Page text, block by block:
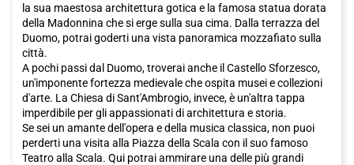
la sua maestosa architettura gotica e la famosa statua dorata
della Madonnina che si erge sulla sua cima. Dalla terrazza del
Duomo, potrai goderti una vista panoramica mozzafiato sulla
città.
A pochi passi dal Duomo, troverai anche il Castello Sforzesco,
un'imponente fortezza medievale che ospita musei e collezioni
d'arte. La Chiesa di Sant'Ambrogio, invece, è un'altra tappa
imperdibile per gli appassionati di architettura e storia.
Se sei un amante dell'opera e della musica classica, non puoi
perderti una visita alla Piazza della Scala con il suo famoso
Teatro alla Scala. Qui potrai ammirare una delle più grandi